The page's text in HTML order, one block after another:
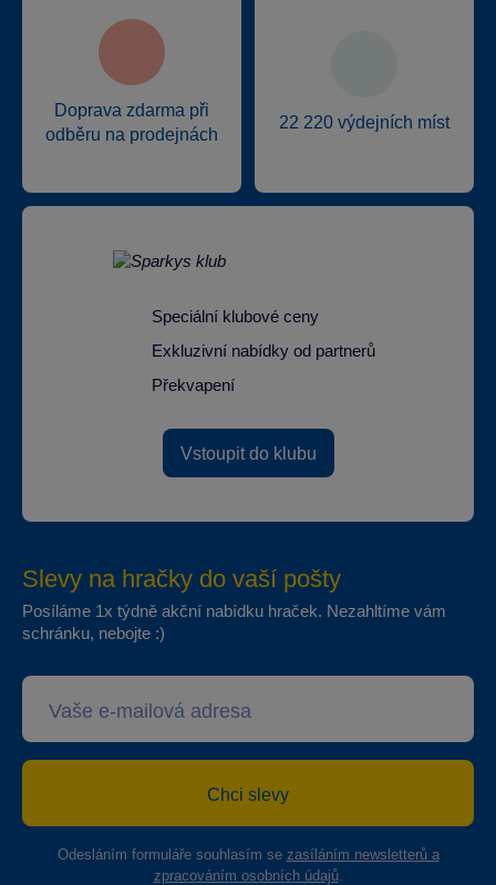
Doprava zdarma při
odběru na prodejnách
22 220 výdejních míst
Speciální klubové ceny
Exkluzivní nabídky od partnerů
Překvapení
Vstoupit do klubu
Slevy na hračky do vaší pošty
Posíláme 1x týdně akční nabídku hraček. Nezahltíme vám
schránku, nebojte :)
Chci slevy
Odesláním formuláře souhlasím se zasíláním newsletterů a
zpracováním osobních údajů.